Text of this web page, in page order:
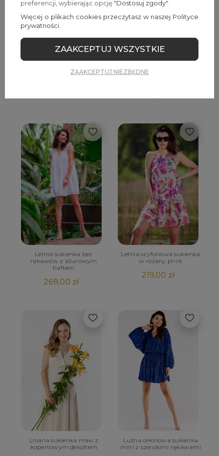
ramiączkach
kształcie litery V i wiązaniem
Letnia sukienka bez
rękawów z ażurowym
haftem
269,00 zł
Letnia szyfonowa sukienka
w różany print
219,00 zł
Lniana sukienka maxi z
kopertowym dekoltem
Luźna cekinowa sukienka
mini z szerokimi rękawami
preferencji, wybierając opcję "Dostosuj zgody"
Więcej o plikach cookies przeczytasz w naszej Polityce
prywatności.
ZAAKCEPTUJ NIEZBĘDNE
ZAAKCEPTUJ WSZYSTKIE